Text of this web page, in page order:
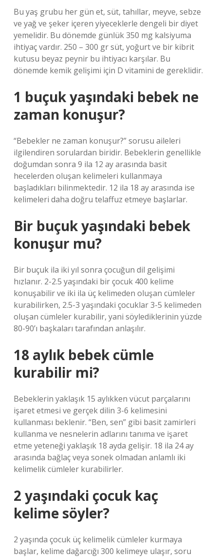
Bu yaş grubu her gün et, süt, tahıllar, meyve, sebze
ve yağ ve şeker içeren yiyeceklerle dengeli bir diyet
yemelidir. Bu dönemde günlük 350 mg kalsiyuma
ihtiyaç vardır. 250 – 300 gr süt, yoğurt ve bir kibrit
kutusu beyaz peynir bu ihtiyacı karşılar. Bu
dönemde kemik gelişimi için D vitamini de gereklidir.
1 buçuk yaşındaki bebek ne
zaman konuşur?
“Bebekler ne zaman konuşur?” sorusu aileleri
ilgilendiren sorulardan biridir. Bebeklerin genellikle
doğumdan sonra 9 ila 12 ay arasında basit
hecelerden oluşan kelimeleri kullanmaya
başladıkları bilinmektedir. 12 ila 18 ay arasında ise
kelimeleri daha doğru telaffuz etmeye başlarlar.
Bir buçuk yaşındaki bebek
konuşur mu?
Bir buçuk ila iki yıl sonra çocuğun dil gelişimi
hızlanır. 2-2.5 yaşındaki bir çocuk 400 kelime
konuşabilir ve iki ila üç kelimeden oluşan cümleler
kurabilirken, 2.5-3 yaşındaki çocuklar 3-5 kelimeden
oluşan cümleler kurabilir, yani söylediklerinin yüzde
80-90’ı başkaları tarafından anlaşılır.
18 aylık bebek cümle
kurabilir mi?
Bebeklerin yaklaşık 15 aylıkken vücut parçalarını
işaret etmesi ve gerçek dilin 3-6 kelimesini
kullanması beklenir. “Ben, sen” gibi basit zamirleri
kullanma ve nesnelerin adlarını tanıma ve işaret
etme yeteneği yaklaşık 18 ayda gelişir. 18 ila 24 ay
arasında bağlaç veya sonek olmadan anlamlı iki
kelimelik cümleler kurabilirler.
2 yaşındaki çocuk kaç
kelime söyler?
2 yaşında çocuk üç kelimelik cümleler kurmaya
başlar, kelime dağarcığı 300 kelimeye ulaşır, soru